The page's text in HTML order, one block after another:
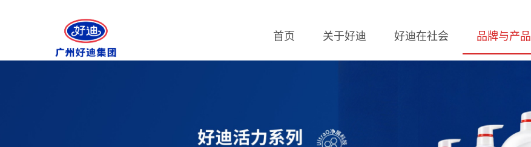
首页 关于好迪 好迪在社会 品牌与产品